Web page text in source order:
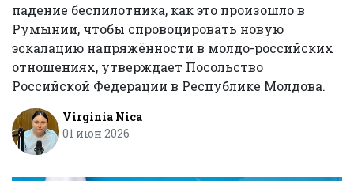
падение беспилотника, как это произошло в
Румынии, чтобы спровоцировать новую
эскалацию напряжённости в молдо-российских
отношениях, утверждает Посольство
Российской Федерации в Республике Молдова.
Virginia Nica
01 июн 2026